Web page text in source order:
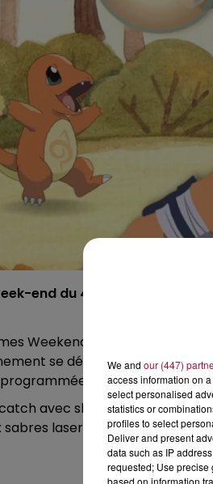
end du 4 et 5 novembre
Weekend aura lieu le
se déroulera de 10h à
:
avec shows de catch
lasers,
We and our (447)
access information on
select personalised
statistics or
profiles to select
Deliver and present
data such as IP
requested; Use precise
based on information